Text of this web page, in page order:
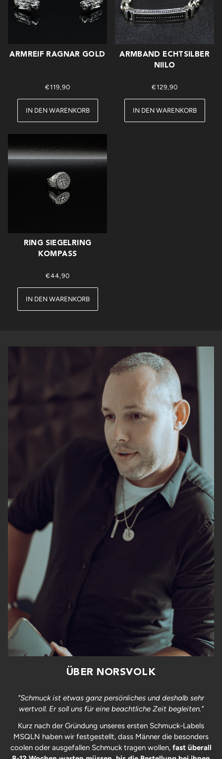
ARMREIF RAGNAR GOLD
€119,90
IN DEN WARENKORB
ARMBAND ECHTSILBER
NIILO
€129,90
IN DEN WARENKORB
RING SIEGELRING
KOMPASS
€44,90
IN DEN WARENKORB
ÜBER NORSVOLK
"Schmuck ist etwas ganz persönliches und deshalb sehr
wertvoll. Er soll uns für eine beachtliche Zeit begleiten."
Kurz nach der Gründung unseres ersten Schmuck-Labels
MSQLN haben wir festgestellt, dass Männer die besonders
coolen oder ausgefallen Schmuck tragen wollen, fast überall